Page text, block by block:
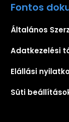
Fontos
Általános
Adatkezelési
Elállási
Süti